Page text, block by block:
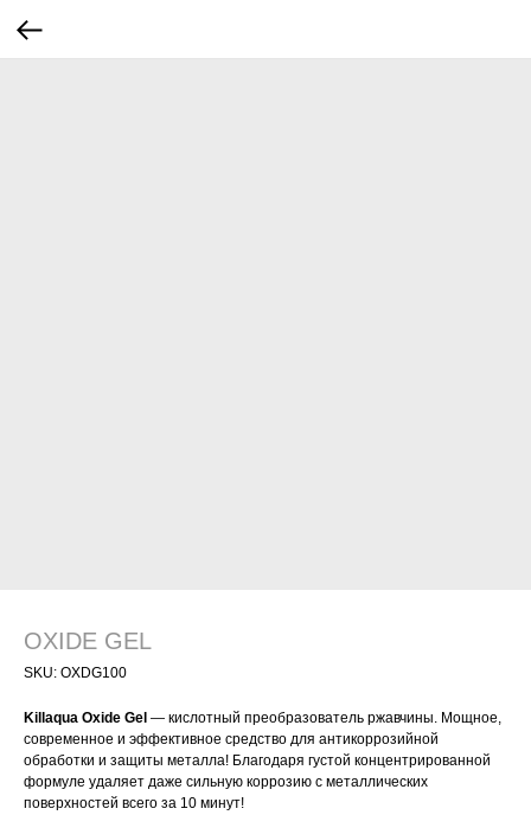
OXIDE GEL
SKU: OXDG100
Killaqua Oxide Gel — кислотный преобразователь ржавчины. Мощное,
современное и эффективное средство для антикоррозийной
обработки и защиты металла! Благодаря густой концентрированной
формуле удаляет даже сильную коррозию с металлических
поверхностей всего за 10 минут!